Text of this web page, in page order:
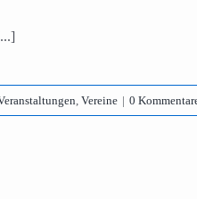
, Vereine | 0